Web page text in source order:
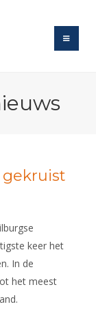
keer het
In de
het meest